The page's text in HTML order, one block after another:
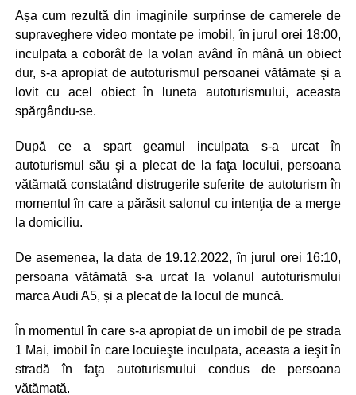
Așa cum rezultă din imaginile surprinse de camerele de
supraveghere video montate pe imobil, în jurul orei 18:00,
inculpata a coborât de la volan având în mână un obiect
dur, s-a apropiat de autoturismul persoanei vătămate şi a
lovit cu acel obiect în luneta autoturismului, aceasta
spărgându-se.
După ce a spart geamul inculpata s-a urcat în
autoturismul său şi a plecat de la faţa locului, persoana
vătămată constatând distrugerile suferite de autoturism în
momentul în care a părăsit salonul cu intenţia de a merge
la domiciliu.
De asemenea, la data de 19.12.2022, în jurul orei 16:10,
persoana vătămată s-a urcat la volanul autoturismului
marca Audi A5, și a plecat de la locul de muncă.
În momentul în care s-a apropiat de un imobil de pe strada
1 Mai, imobil în care locuieşte inculpata, aceasta a ieşit în
stradă în faţa autoturismului condus de persoana
vătămată.